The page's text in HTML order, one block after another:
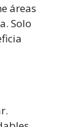
áreas
Solo